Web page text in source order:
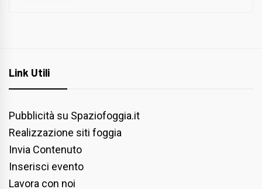
Link Utili
Pubblicità su Spaziofoggia.it
Realizzazione siti foggia
Invia Contenuto
Inserisci evento
Lavora con noi